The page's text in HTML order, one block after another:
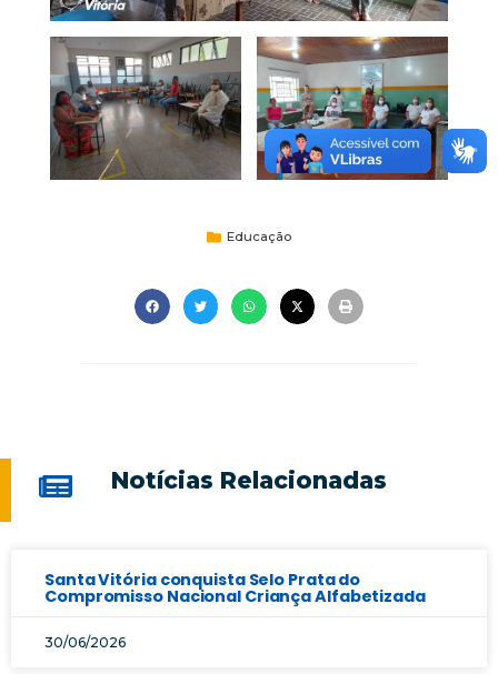
Educação
Notícias Relacionadas
Santa Vitória conquista Selo Prata do
Compromisso Nacional Criança Alfabetizada
30/06/2026